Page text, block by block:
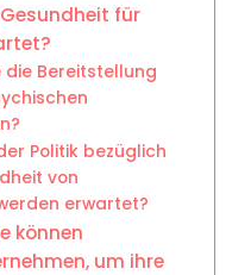
für
die Bereitstellung
Politik bezüglich
von
erwartet?
können
um ihre